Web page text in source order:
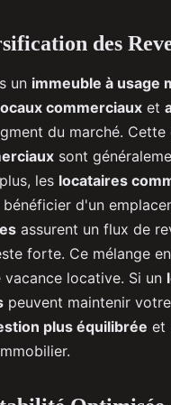
des
un immeuble à usage
commerciaux et
du marché.
sont
les locataires
d'un
assurent un flux de
forte. Ce mélange
vacance locative. Si un
peuvent maintenir votre
plus équilibrée et